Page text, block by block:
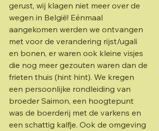
gerust, wij klagen niet meer over de
wegen in België! Eénmaal
aangekomen werden we ontvangen
met voor de verandering rijst/ugali
en bonen, er waren ook kleine visjes
die nog meer gezouten waren dan de
frieten thuis (hint hint). We kregen
een persoonlijke rondleiding van
broeder Saimon, een hoogtepunt
was de boerderij met de varkens en
een schattig kalfje. Ook de omgeving